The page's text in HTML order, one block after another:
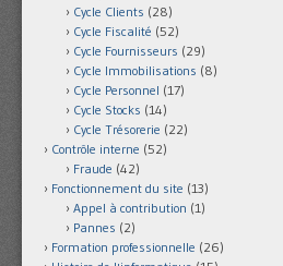
Cycle Clients (28)
Cycle Fiscalité (52)
Cycle Fournisseurs (29)
Cycle Immobilisations (8)
Cycle Personnel (17)
Cycle Stocks (14)
Cycle Trésorerie (22)
Contrôle interne (52)
Fraude (42)
Fonctionnement du site (13)
Appel à contribution (1)
Pannes (2)
Formation professionnelle (26)